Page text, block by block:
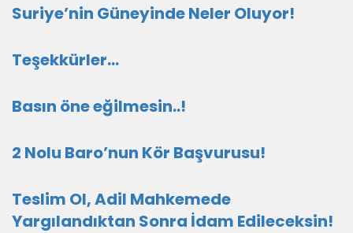
Suriye’nin Güneyinde Neler Oluyor!
Teşekkürler…
Basın öne eğilmesin..!
2 Nolu Baro’nun Kör Başvurusu!
Teslim Ol, Adil Mahkemede
Yargılandıktan Sonra İdam Edileceksin!